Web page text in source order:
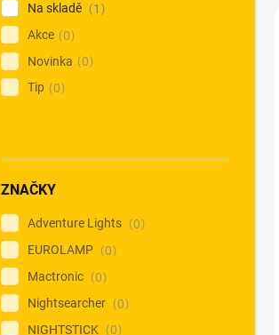
Na skladě
1
Akce
0
Novinka
0
Tip
0
ZNAČKY
Adventure Lights
0
EUROLAMP
0
Mactronic
0
Nightsearcher
0
NIGHTSTICK
0